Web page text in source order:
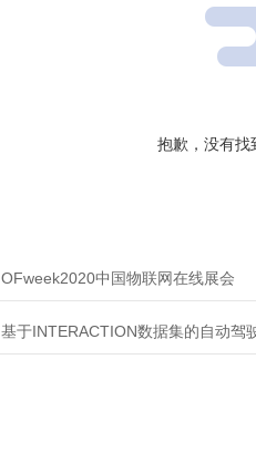
抱歉，没有找
OFweek2020中国物联网在线展会
基于INTERACTION数据集的自动驾驶预测模